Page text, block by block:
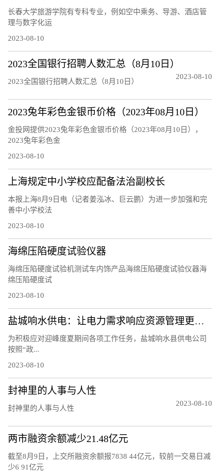
长春大学旅游学院有专科专业，例如空中乘务、导游、酒店管
理与数字化运
2023-08-10
2023全国银行招聘人数汇总（8月10日）
2023全国银行招聘人数汇总（8月10日）
2023-08-10
2023兔年彩色金银币价格（2023年08月10日）
金投网提供2023兔年彩色金银币价格（2023年08月10日），
2023兔年彩色金
2023-08-10
上海规定中小学校应配备法治副校长
本报上海8月9日电（记者姜泓冰、巨云鹏）为进一步加强和完
善中小学校法
2023-08-10
海绵压陷硬度试验仪器
海绵压陷硬度试验机测试车内饰产品海绵压陷硬度试验仪器海
绵压陷硬度试
2023-08-10
盐城响水供电：让电力需求响应资源管理更精细
为积极应对迎峰度夏期间各项工作任务，盐城响水县供电公司
按照“政...
2023-08-10
封神里的人事与人性
封神里的人事与人性
2023-08-10
两市融资余额减少21.48亿元
截至8月9日，上交所融资余额报7838 44亿元，较前一交易日减
少6 91亿元